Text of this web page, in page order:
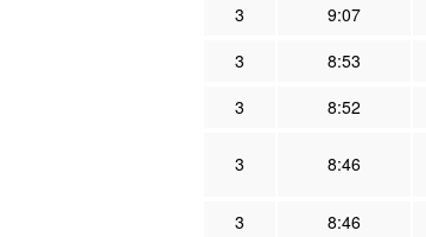
3
9:07
3
8:53
3
8:52
3 8:46
3
8:46